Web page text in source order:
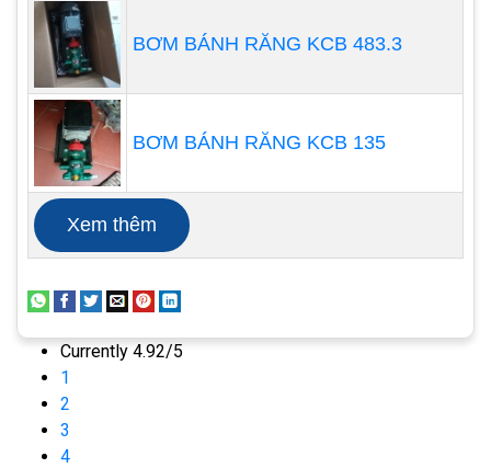
động một piston để tạo ra một chân không kéo
hóa chất vào đầu lỏng từ các bồn chứa bên ngoài.
BƠM BÁNH RĂNG KCB 483.3
BƠM BÁNH RĂNG KCB 135
Xem thêm
Currently 4.92/5
1
2
3
4